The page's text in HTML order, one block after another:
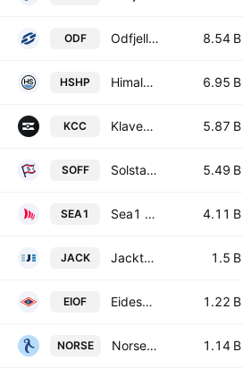
ODF Odfjell SE Class A 8.54 B
HSHP Himalaya Shipping Ltd. 6.95 B
KCC Klaveness Combination Carriers ASA 5.87 B
SOFF Solstad Offshore ASA 5.49 B
SEA1 Sea1 Offshore Incorporation 4.11 B
JACK Jacktel AS 1.5 B
EIOF Eidesvik Offshore ASA 1.22 B
NORSE Norse Atlantic ASA 1.14 B